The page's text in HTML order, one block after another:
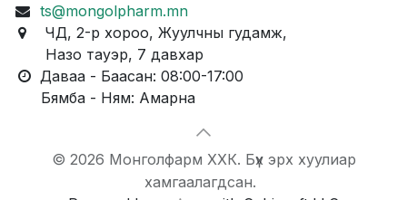
ts@mongolpharm.mn
ЧД, 2-р хороо, Жуулчны гудамж,
Назо тауэр, 7 давхар
Даваа - Баасан: 08:00-17:00
Бямба - Ням: Амарна
© 2026 Монголфарм ХХК. Бүх эрх хуулиар
хамгаалагдсан.